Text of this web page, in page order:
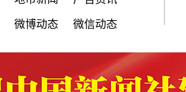
微博动态 微信动态